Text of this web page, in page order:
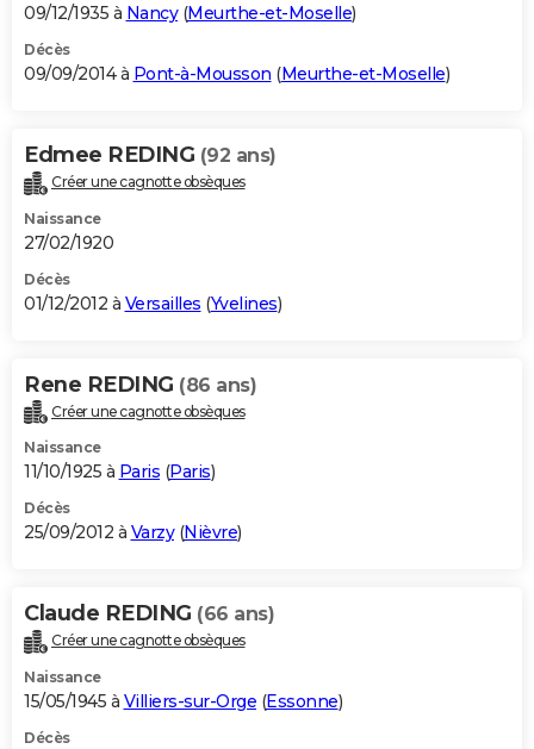
09/12/1935 à Nancy(Meurthe-et-Moselle)
Décès
09/09/2014 à Pont-à-Mousson (Meurthe-et-Moselle)
Edmee REDING (92 ans)
Créer une cagnotte obsèques
Naissance
27/02/1920
Décès
01/12/2012 à Versailles (Yvelines)
Rene REDING (86 ans)
Créer une cagnotte obsèques
Naissance
11/10/1925 à Paris (Paris)
Décès
25/09/2012 à Varzy(Nièvre)
Claude REDING (66 ans)
Créer une cagnotte obsèques
Naissance
15/05/1945 à Villiers-sur-Orge (Essonne)
Décès